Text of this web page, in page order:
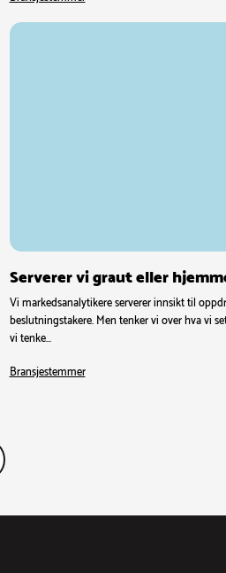
Serverer vi graut eller
Vi markedsanalytikere serverer innsikt til
beslutningstakere. Men tenker vi over hva vi
vi tenke…
Bransjestemmer